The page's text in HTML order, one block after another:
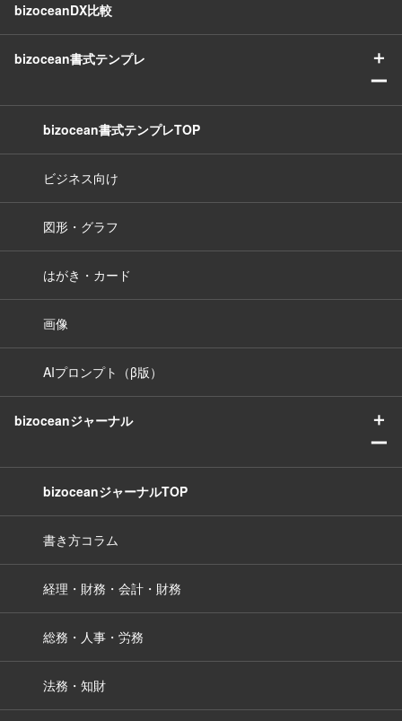
bizoceanDX比較
bizocean書式テンプレ
＋
ー
bizocean書式テンプレTOP
ビジネス向け
図形・グラフ
はがき・カード
画像
AIプロンプト（β版）
bizoceanジャーナル
＋
ー
bizoceanジャーナルTOP
書き方コラム
経理・財務・会計・財務
総務・人事・労務
法務・知財